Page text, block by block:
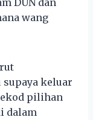
wang
keluar
pilihan
dalam